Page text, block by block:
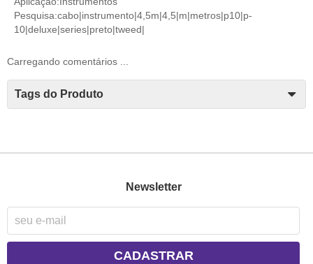
Pesquisa:cabo|instrumento|4,5m|4,5|m|metros|p10|p-
10|deluxe|series|preto|tweed|
Carregando comentários ...
Tags do Produto
Newsletter
CADASTRAR